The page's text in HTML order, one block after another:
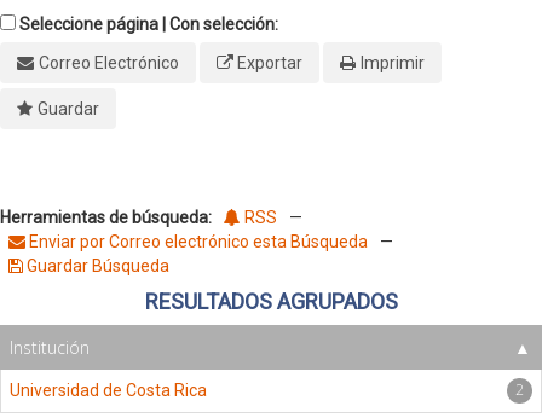
Seleccione página | Con selección:
Correo Electrónico
Exportar Imprimir
Guardar
Herramientas de búsqueda: RSS
—
Enviar por Correo electrónico esta Búsqueda
—
Guardar Búsqueda
RESULTADOS AGRUPADOS
Institución
Universidad de Costa Rica 2